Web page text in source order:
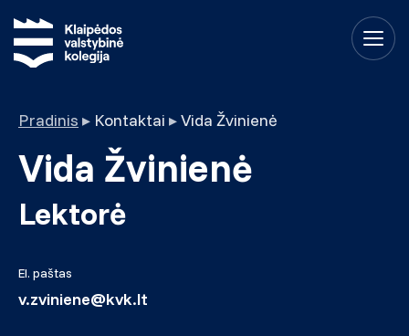
Pradinis ▸ Kontaktai ▸Vida Žvinienė
Vida Žvinienė
Lektorė
El. paštas
v.zviniene@kvk.lt